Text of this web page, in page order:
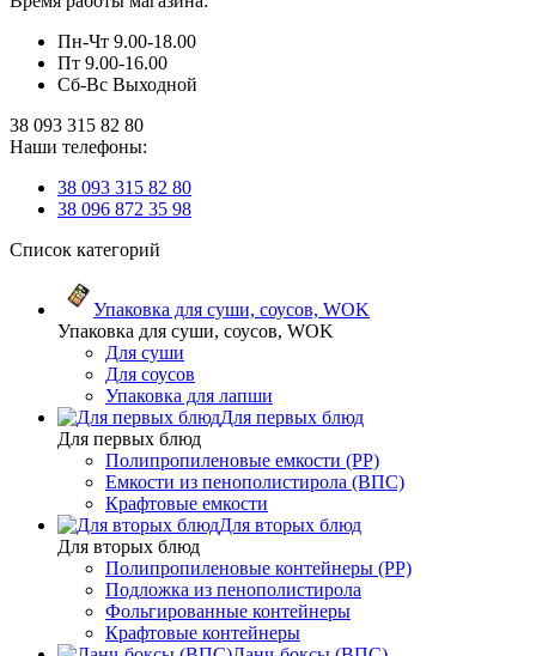
Пн-Чт 9.00-18.00
Пт 9.00-16.00
Сб-Вс Выходной
38 093 315 82 80
Наши телефоны:
38 093 315 82 80
38 096 872 35 98
Список категорий
Упаковка для суши, соусов, WOK
Упаковка для суши, соусов, WOK
Для суши
Для соусов
Упаковка для лапши
Для первых блюд
Для первых блюд
Полипропиленовые емкости (PP)
Емкости из пенополистирола (ВПС)
Крафтовые емкости
Для вторых блюд
Для вторых блюд
Полипропиленовые контейнеры (PP)
Подложка из пенополистирола
Фольгированные контейнеры
Крафтовые контейнеры